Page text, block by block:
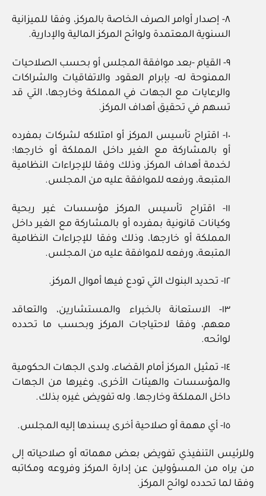
٨- إصدار أوامر الصرف الخاصة بالمركز، وفقا للميزانية
السنوية المعتمدة ولوائح المركز المالية والإدارية.
٩- القيام -بعد موافقة المجلس أو بحسب الصلاحيات
الممنوحة له- بإبرام العقود والاتفاقيات والشراكات
والرعايات مع الجهات في المملكة وخارجها، التي قد
تسهم في تحقيق أهداف المركز.
١٠- اقتراح تأسيس المركز أو امتلاكه لشركات بمفرده
أو بالمشاركة مع الغير داخل المملكة أو خارجها؛
لخدمة أهداف المركز، وذلك وفقا للإجراءات النظامية
المتبعة، ورفعه للموافقة عليه من المجلس.
١١- اقتراح تأسيس المركز مؤسسات غير ربحية
وكيانات قانونية بمفرده أو بالمشاركة مع الغير داخل
المملكة أو خارجها، وذلك وفقا للإجراءات النظامية
المتبعة، ورفعه للموافقة عليه من المجلس.
١٢- تحديد البنوك التي تودع فيها أموال المركز.
١٣- الاستعانة بالخبراء والمستشارين، والتعاقد
معهم، وفقا لاحتياجات المركز وبحسب ما تحدده
لوائحه.
١٤- تمثيل المركز أمام القضاء، ولدى الجهات الحكومية
والمؤسسات والهيئات الأخرى، وغيرها من الجهات
داخل المملكة وخارجها. وله تفويض غيره بذلك.
١٥- أي مهمة أو صلاحية أخرى يسندها إليه المجلس.
وللرئيس التنفيذي تفويض بعض مهماته أو صلاحياته إلى
من يراه من المسؤولين عن إدارة المركز وفروعه ومكاتبه
وفقا لما تحدده لوائح المركز.